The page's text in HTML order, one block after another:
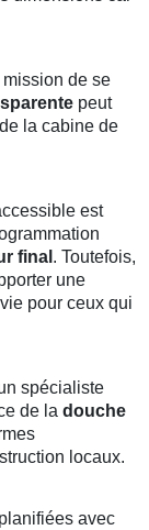
mission de se
peut
la cabine de
est
final . Toutefois,
une
pour ceux qui
spécialiste
de la douche
locaux.
avec